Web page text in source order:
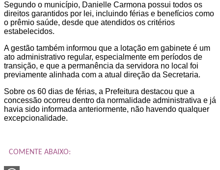
Segundo o município, Danielle Carmona possui todos os
direitos garantidos por lei, incluindo férias e benefícios como
o prêmio saúde, desde que atendidos os critérios
estabelecidos.
A gestão também informou que a lotação em gabinete é um
ato administrativo regular, especialmente em períodos de
transição, e que a permanência da servidora no local foi
previamente alinhada com a atual direção da Secretaria.
Sobre os 60 dias de férias, a Prefeitura destacou que a
concessão ocorreu dentro da normalidade administrativa e já
havia sido informada anteriormente, não havendo qualquer
excepcionalidade.
COMENTE ABAIXO: